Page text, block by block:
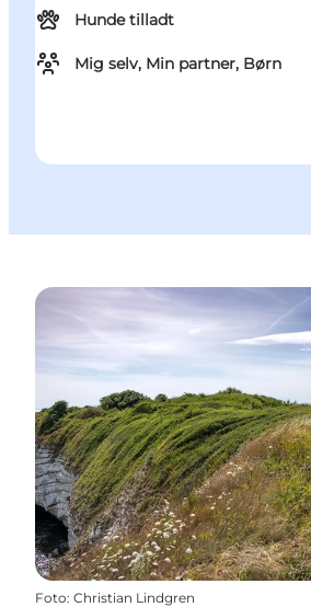
Hunde tilladt
Mig selv, Min partner, Børn
Foto: Christian Lindgren